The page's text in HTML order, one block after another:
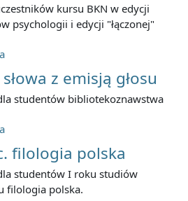
kursu BKN w edycji
psychologii i edycji "łączonej"
z emisją głosu
studentów bibliotekoznawstwa
filologia polska
studentów I roku studiów
filologia polska.